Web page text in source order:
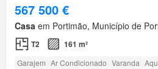
567 500 €
Casa em Portimão, Município de
T2 161 m²
Garajem Ar Condicionado Varanda